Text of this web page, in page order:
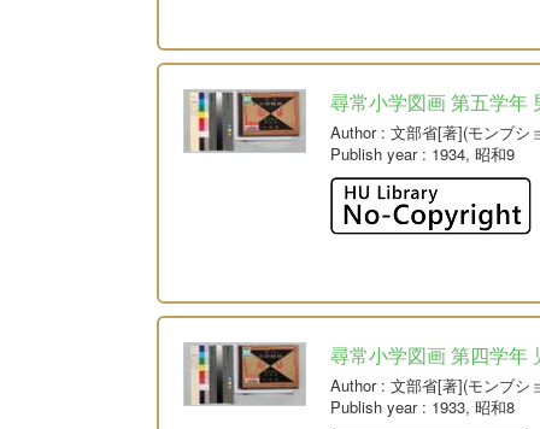
尋常小学図画 第五学年
Author: 文部省[著](モンブシ
Publish year: 1934, 昭和9
尋常小学図画 第四学年
Author: 文部省[著](モンブシ
Publish year: 1933, 昭和8